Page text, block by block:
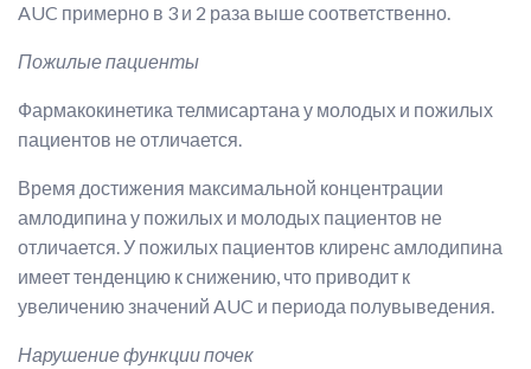
AUC примерно в 3 и 2 раза выше соответственно.
Пожилые пациенты
Фармакокинетика телмисартана у молодых и пожилых
пациентов не отличается.
Время достижения максимальной концентрации
амлодипина у пожилых и молодых пациентов не
отличается. У пожилых пациентов клиренс амлодипина
имеет тенденцию к снижению, что приводит к
увеличению значений AUC и периода полувыведения.
Нарушение функции почек